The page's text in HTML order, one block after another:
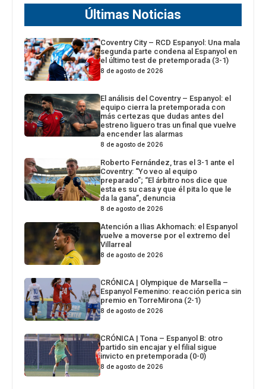
Últimas Noticias
Coventry City – RCD Espanyol: Una mala
segunda parte condena al Espanyol en
el último test de pretemporada (3-1)
8 de agosto de 2026
El análisis del Coventry – Espanyol: el
equipo cierra la pretemporada con
más certezas que dudas antes del
estreno liguero tras un final que vuelve
a encender las alarmas
8 de agosto de 2026
Roberto Fernández, tras el 3-1 ante el
Coventry: “Yo veo al equipo
preparado”; “El árbitro nos dice que
esta es su casa y que él pita lo que le
da la gana”, denuncia
8 de agosto de 2026
Atención a Ilias Akhomach: el Espanyol
vuelve a moverse por el extremo del
Villarreal
8 de agosto de 2026
CRÓNICA | Olympique de Marsella –
Espanyol Femenino: reacción perica sin
premio en TorreMirona (2-1)
8 de agosto de 2026
CRÓNICA | Tona – Espanyol B: otro
partido sin encajar y el filial sigue
invicto en pretemporada (0-0)
8 de agosto de 2026